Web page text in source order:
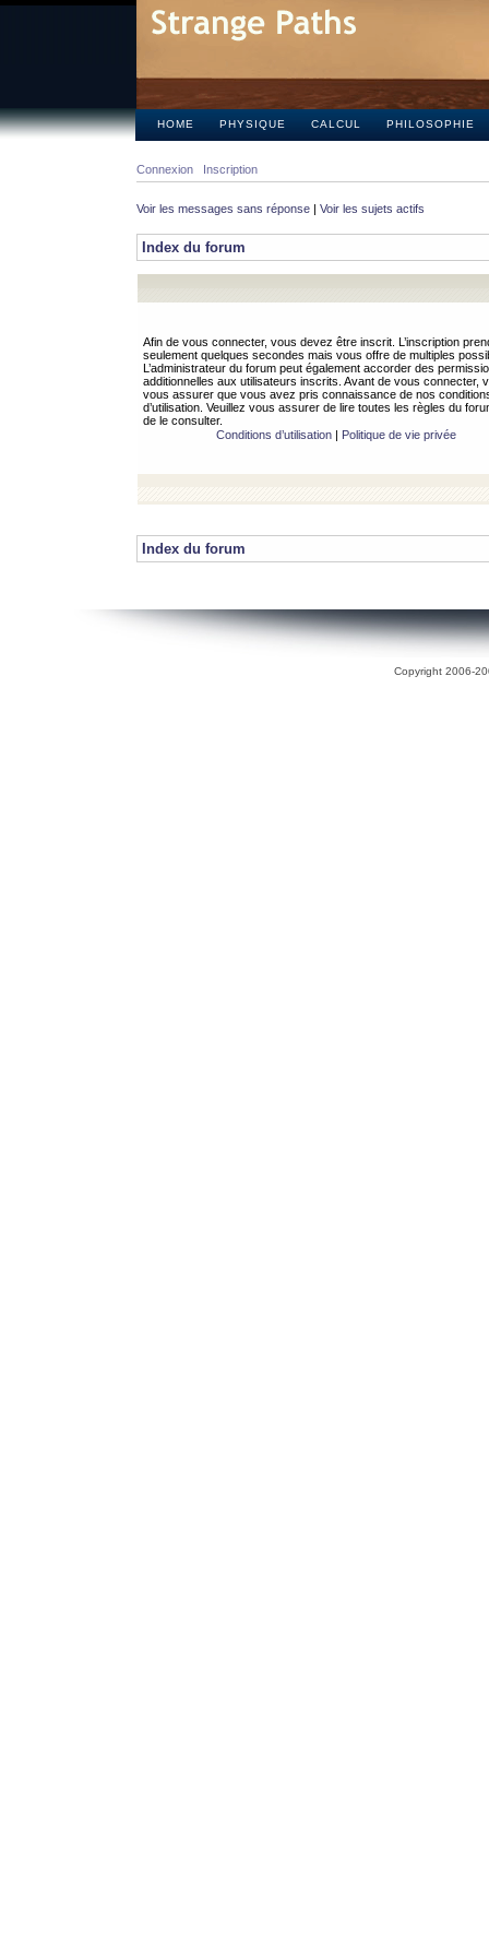
HOME PHYSIQUE CALCUL PHILOSOPHIE
Connexion Inscription
Voir les messages sans réponse | Voir les sujets actifs
Index du forum
Afin de vous connecter, vous devez être inscrit. L’inscription
seulement quelques secondes mais vous offre de multiples
L’administrateur du forum peut également accorder des
additionnelles aux utilisateurs inscrits. Avant de vous connecter,
vous assurer que vous avez pris connaissance de nos
d’utilisation. Veuillez vous assurer de lire toutes les règles du
de le consulter.
Conditions d’utilisation| Politique de vie privée
Index du forum
Copyright 2006-